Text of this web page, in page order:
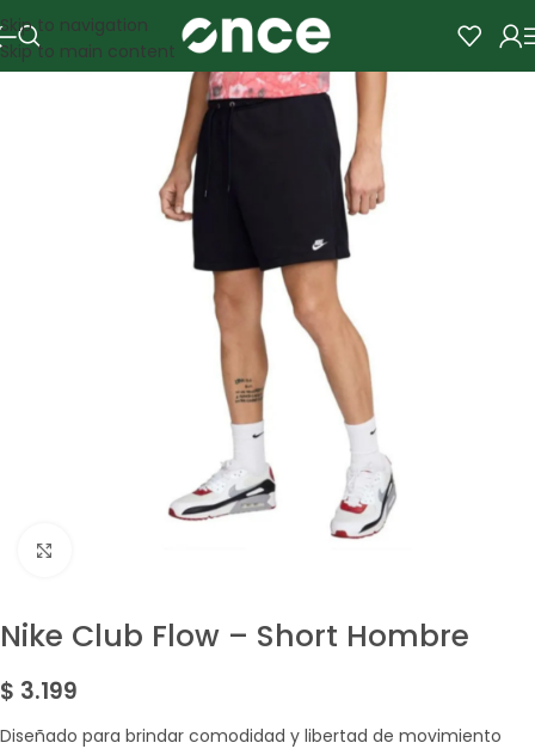
Skip to navigation
Skip to main content
Nike Club Flow – Short Hombre
$ 3.199
Diseñado para brindar comodidad y libertad de movimiento